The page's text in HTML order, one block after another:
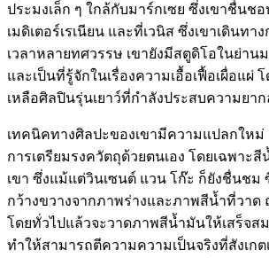
ประมงเล็ก ๆ ใกล้กับมาร์กเซย ซึ่งเขาชื่นช
เมดิเตอร์เรเนียน และที่เวนิส ซึ่งเขาเดินทา
เวลาหลายทศวรรษ เขายังมีสตูดิโอในย่าน
และเป็นที่รู้จักในเรื่องความเอื้อเฟื้อเผื่อแผ่
เหลือศิลปินรุ่นเยาว์ที่กำลังประสบความยา
เทคนิคทางศิลปะของเขามีความแปลกใหม่
การเตรียมรงควัตถุด้วยตนเอง โดยเฉพาะ
เขา ซึ่งแม้แต่วินเซนต์ แวน โก๊ะ ก็ยังชื่นชม
กว้างขวางจากภาพร่างและภาพสีน้ำที่วาด
โดยทั่วไปแล้วจะวาดภาพสีน้ำมันให้เสร็จ
ทำให้สามารถตีความความเป็นจริงที่สังเก